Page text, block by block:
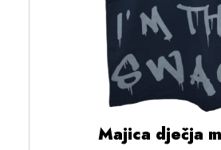
Majica dječja